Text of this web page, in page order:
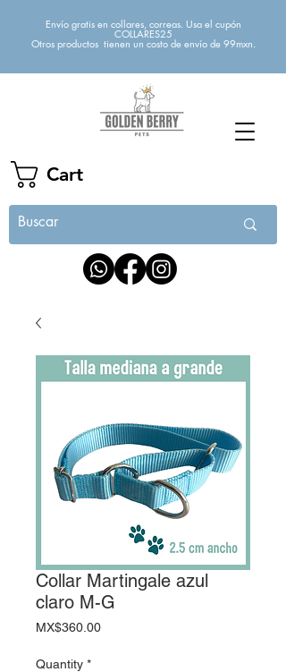
Cart
Envío gratis en collares, correas. Usa el cupón
COLLARES25
Otros productos tienen un costo de envío de 99mxn.
Collar Martingale azul
claro M-G
MX$360.00Price
Quantity *